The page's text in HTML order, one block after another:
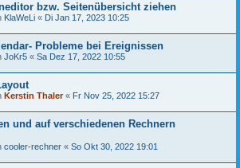
bzw. Seitenübersicht ziehen
KlaWeLi « Di Jan 17, 2023 10:25
Probleme bei Ereignissen
JoKr5 « Sa Dez 17, 2022 10:55
Kerstin Thaler« Fr Nov 25, 2022 15:27
und auf verschiedenen Rechnern
cooler-rechner « So Okt 30, 2022 19:01